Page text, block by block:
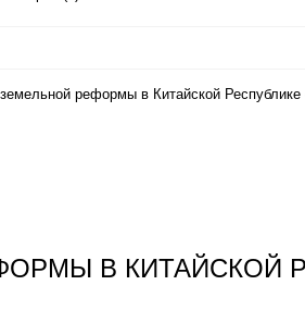
реформы в Китайской Республике
В КИТАЙСКОЙ